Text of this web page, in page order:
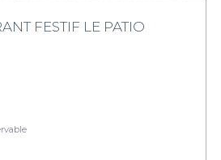
FESTIF LE PATIO